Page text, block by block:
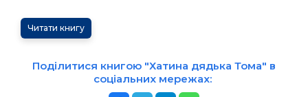
Читати книгу
Поділитися книгою "Хатина дядька Тома" в
соціальних мережах: